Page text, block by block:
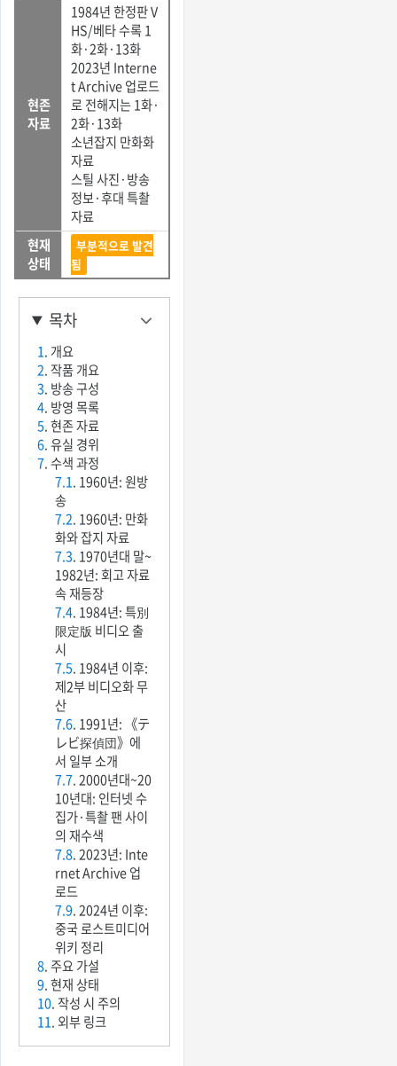
현존
자료
1984년 한정판 V
HS/베타 수록 1
화·2화·13화
2023년 Interne
t Archive 업로드
로 전해지는 1화·
2화·13화
소년잡지 만화화
자료
스틸 사진·방송
정보·후대 특촬
자료
현재
상태
부분적으로 발견
됨
목차
1. 개요
2. 작품 개요
3. 방송 구성
4. 방영 목록
5. 현존 자료
6. 유실 경위
7. 수색 과정
7.1. 1960년: 원방
송
7.2. 1960년: 만화
화와 잡지 자료
7.3. 1970년대 말~
1982년: 회고 자료
속 재등장
7.4. 1984년: 특別
限定版 비디오 출
시
7.5. 1984년 이후:
제2부 비디오화 무
산
7.6. 1991년: 《テ
レビ探偵団》에
서 일부 소개
7.7. 2000년대~20
10년대: 인터넷 수
집가·특촬 팬 사이
의 재수색
7.8. 2023년: Inte
rnet Archive 업
로드
7.9. 2024년 이후:
중국 로스트미디어
위키 정리
8. 주요 가설
9. 현재 상태
10. 작성 시 주의
11. 외부 링크